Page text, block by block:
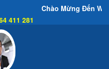
Mừng Đến Website Đại Hùng
411 281